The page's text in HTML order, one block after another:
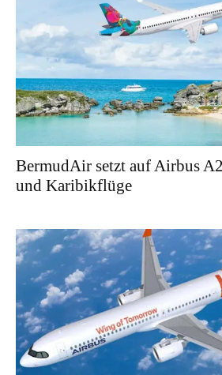
BermudAir setzt auf Airbus
und Karibikflüge